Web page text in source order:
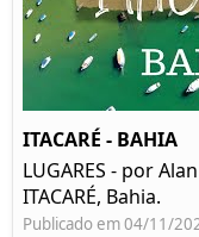
ITACARÉ - BAHIA
LUGARES - por
ITACARÉ, Bahia.
Publicado em 04/11/